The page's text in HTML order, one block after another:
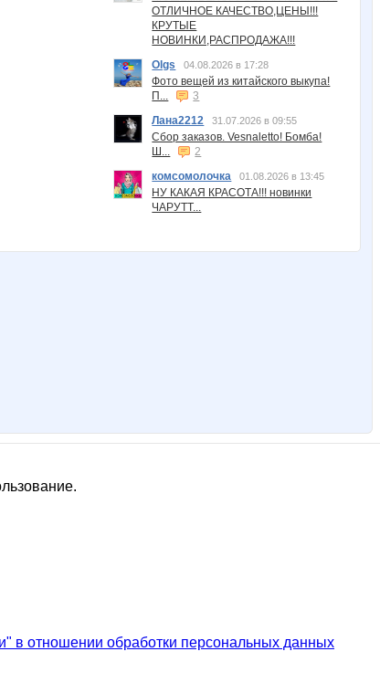
ОТЛИЧНОЕ КАЧЕСТВО,ЦЕНЫ!!!
КРУТЫЕ
НОВИНКИ,РАСПРОДАЖА!!!
Olgs
04.08.2026 в 17:28
Фото вещей из китайского выкупа!
П...
3
Лана2212
31.07.2026 в 09:55
Сбор заказов. Vesnaletto! Бомба!
Ш...
2
комсомолочка
01.08.2026 в 13:45
НУ КАКАЯ КРАСОТА!!! новинки
ЧАРУТТ...
в отношении обработки персональных данных